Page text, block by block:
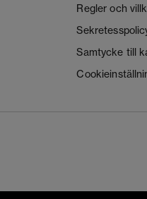
Regler och
Samtycke till